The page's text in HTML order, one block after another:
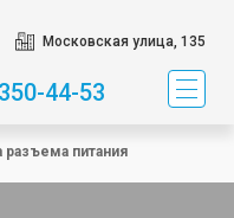
Московская улица, 135
44-53
разъема питания